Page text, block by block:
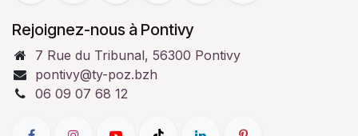
Rejoignez-nous à Pontivy
7 Rue du Tribunal, 56300 Pontivy
pontivy@ty-poz.bzh
06 09 07 68 12